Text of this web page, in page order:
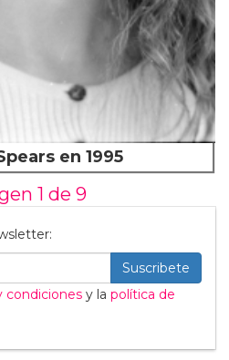
en 1995
1 de 9
Suscribete
condiciones y la política de